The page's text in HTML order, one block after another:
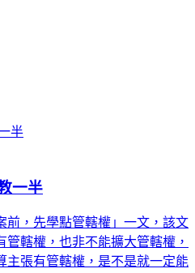
一半
前，先學點管轄權」一文，該文
轄權，也非不能擴大管轄權，
主張有管轄權，是不是就一定能